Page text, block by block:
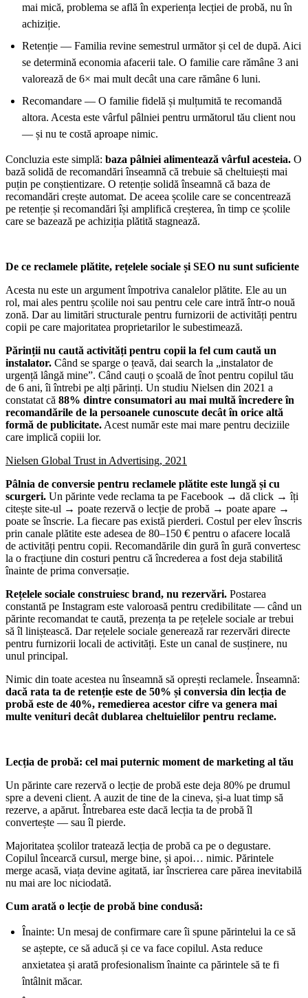
mai mică, problema se află în experiența lecției de probă, nu în
achiziție.
Retenție — Familia revine semestrul următor și cel de după. Aici
se determină economia afacerii tale. O familie care rămâne 3 ani
valorează de 6× mai mult decât una care rămâne 6 luni.
Recomandare — O familie fidelă și mulțumită te recomandă
altora. Acesta este vârful pâlniei pentru următorul tău client nou
— și nu te costă aproape nimic.
Concluzia este simplă: baza pâlniei alimentează vârful acesteia. O
bază solidă de recomandări înseamnă că trebuie să cheltuiești mai
puțin pe conștientizare. O retenție solidă înseamnă că baza de
recomandări crește automat. De aceea școlile care se concentrează
pe retenție și recomandări își amplifică creșterea, în timp ce școlile
care se bazează pe achiziția plătită stagnează.
De ce reclamele plătite, rețelele sociale și SEO nu sunt suficiente
Acesta nu este un argument împotriva canalelor plătite. Ele au un
rol, mai ales pentru școlile noi sau pentru cele care intră într-o nouă
zonă. Dar au limitări structurale pentru furnizorii de activități pentru
copii pe care majoritatea proprietarilor le subestimează.
Părinții nu caută activități pentru copii la fel cum caută un
instalator. Când se sparge o țeavă, dai search la „instalator de
urgență lângă mine”. Când cauți o școală de înot pentru copilul tău
de 6 ani, îi întrebi pe alți părinți. Un studiu Nielsen din 2021 a
constatat că 88% dintre consumatori au mai multă încredere în
recomandările de la persoanele cunoscute decât în orice altă
formă de publicitate. Acest număr este mai mare pentru deciziile
care implică copiii lor.
Nielsen Global Trust in Advertising, 2021
Pâlnia de conversie pentru reclamele plătite este lungă și cu
scurgeri. Un părinte vede reclama ta pe Facebook → dă click → îți
citește site-ul → poate rezervă o lecție de probă → poate apare →
poate se înscrie. La fiecare pas există pierderi. Costul per elev înscris
prin canale plătite este adesea de 80–150 € pentru o afacere locală
de activități pentru copii. Recomandările din gură în gură convertesc
la o fracțiune din costuri pentru că încrederea a fost deja stabilită
înainte de prima conversație.
Rețelele sociale construiesc brand, nu rezervări. Postarea
constantă pe Instagram este valoroasă pentru credibilitate — când un
părinte recomandat te caută, prezența ta pe rețelele sociale ar trebui
să îl liniștească. Dar rețelele sociale generează rar rezervări directe
pentru furnizorii locali de activități. Este un canal de susținere, nu
unul principal.
Nimic din toate acestea nu înseamnă să oprești reclamele. Înseamnă:
dacă rata ta de retenție este de 50% și conversia din lecția de
probă este de 40%, remedierea acestor cifre va genera mai
multe venituri decât dublarea cheltuielilor pentru reclame.
Lecția de probă: cel mai puternic moment de marketing al tău
Un părinte care rezervă o lecție de probă este deja 80% pe drumul
spre a deveni client. A auzit de tine de la cineva, și-a luat timp să
rezerve, a apărut. Întrebarea este dacă lecția ta de probă îl
convertește — sau îl pierde.
Majoritatea școlilor tratează lecția de probă ca pe o degustare.
Copilul încearcă cursul, merge bine, și apoi… nimic. Părintele
merge acasă, viața devine agitată, iar înscrierea care părea inevitabilă
nu mai are loc niciodată.
Cum arată o lecție de probă bine condusă:
Înainte: Un mesaj de confirmare care îi spune părintelui la ce să
se aștepte, ce să aducă și ce va face copilul. Asta reduce
anxietatea și arată profesionalism înainte ca părintele să te fi
întâlnit măcar.